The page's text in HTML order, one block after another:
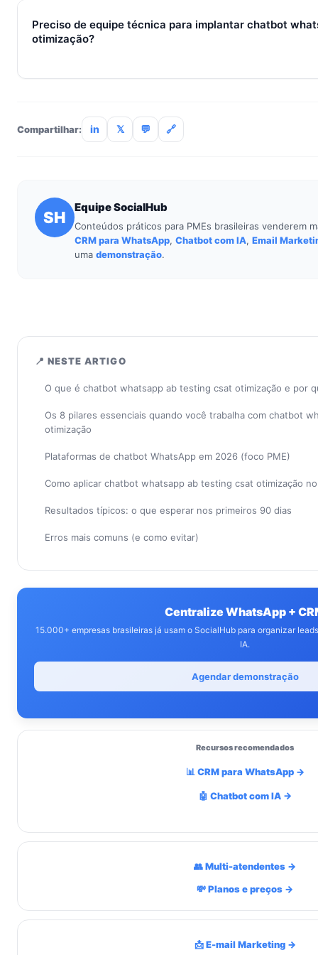
Preciso de equipe técnica para implantar chatbot
otimização?
Compartilhar: in 𝕏 💬 🔗
SH
Equipe SocialHub
Conteúdos práticos para PMEs brasileiras venderem
CRM para WhatsApp, Chatbot com IA, Email
uma demonstração.
📍 NESTE ARTIGO
O que é chatbot whatsapp ab testing csat otimização e por
Os 8 pilares essenciais quando você trabalha com chatbot
otimização
Plataformas de chatbot WhatsApp em 2026 (foco PME)
Como aplicar chatbot whatsapp ab testing csat otimização
Resultados típicos: o que esperar nos primeiros 90 dias
Erros mais comuns (e como evitar)
Centralize WhatsApp +
15.000+ empresas brasileiras já usam o SocialHub para organizar
IA.
Agendar demonstração
Recursos recomendados
📊 CRM para WhatsApp →
🤖 Chatbot com IA →
👥 Multi-atendentes →
💸 Planos e preços →
📩 E-mail Marketing →